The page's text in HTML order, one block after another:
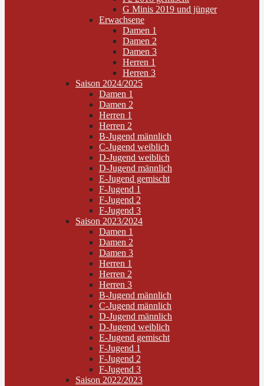
G Minis 2019 und jünger
Erwachsene
Damen 1
Damen 2
Damen 3
Herren 1
Herren 3
Saison 2024/2025
Damen 1
Damen 2
Herren 1
Herren 2
B-Jugend männlich
C-Jugend weiblich
D-Jugend weiblich
D-Jugend männlich
E-Jugend gemischt
F-Jugend 1
F-Jugend 2
F-Jugend 3
Saison 2023/2024
Damen 1
Damen 2
Damen 3
Herren 1
Herren 2
Herren 3
B-Jugend männlich
C-Jugend männlich
D-Jugend männlich
D-Jugend weiblich
E-Jugend gemischt
F-Jugend 1
F-Jugend 2
F-Jugend 3
Saison 2022/2023